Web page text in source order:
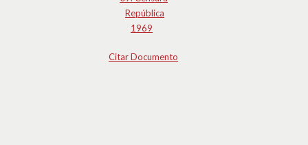
República
1969
Citar Documento